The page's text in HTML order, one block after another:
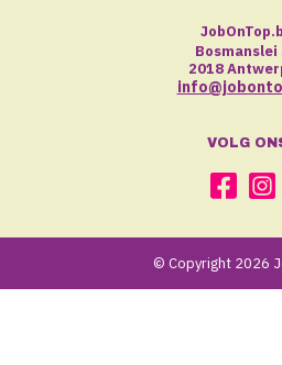
Bosmanslei
2018
VOLG
© Copyright 2026